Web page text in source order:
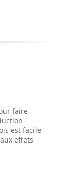
faire
est facile
effets